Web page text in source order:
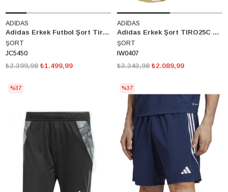
ADİDAS
Adidas Erkek Futbol Şort Tiro Es W Sho Jc5450
ŞORT
JC5450
₺1.499,99
₺2.399,98
ADİDAS
Adidas Erkek Şort TIRO25C DT SHO IW0407
ŞORT
IW0407
₺2.089,99
₺3.343,98
%37 %37